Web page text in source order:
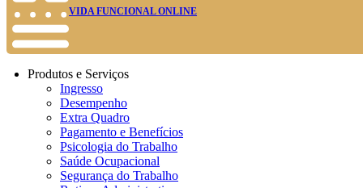
VIDA FUNCIONAL ONLINE
Produtos e Serviços
Ingresso
Desempenho
Extra Quadro
Pagamento e Benefícios
Psicologia do Trabalho
Saúde Ocupacional
Segurança do Trabalho